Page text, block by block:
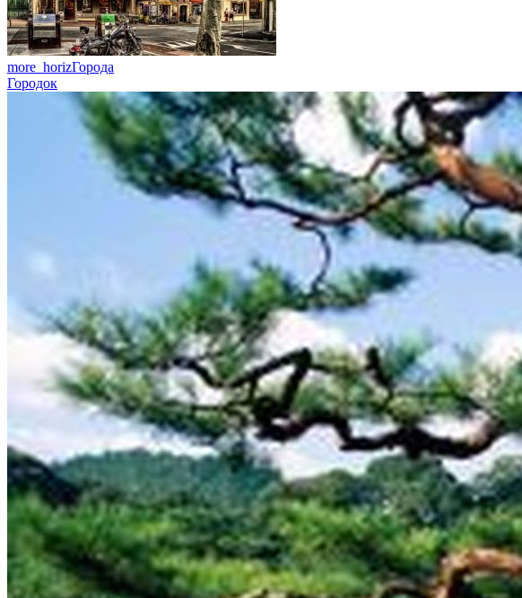
more_horizГорода
Городок